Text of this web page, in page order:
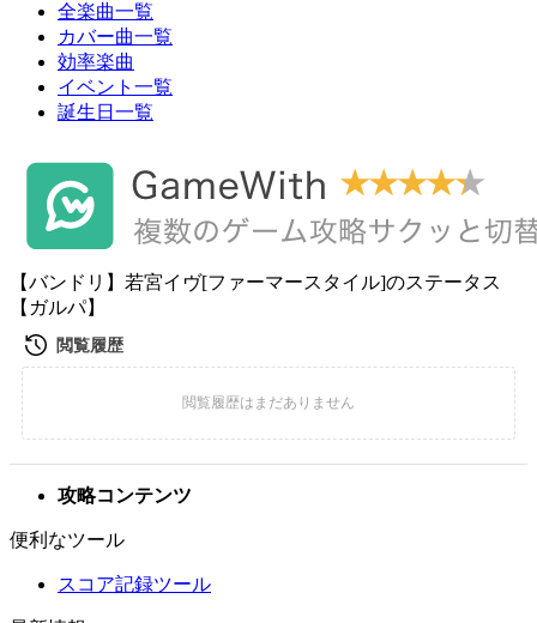
全楽曲一覧
カバー曲一覧
効率楽曲
イベント一覧
誕生日一覧
【バンドリ】若宮イヴ[ファーマースタイル]のステータス
【ガルパ】
攻略コンテンツ
便利なツール
スコア記録ツール